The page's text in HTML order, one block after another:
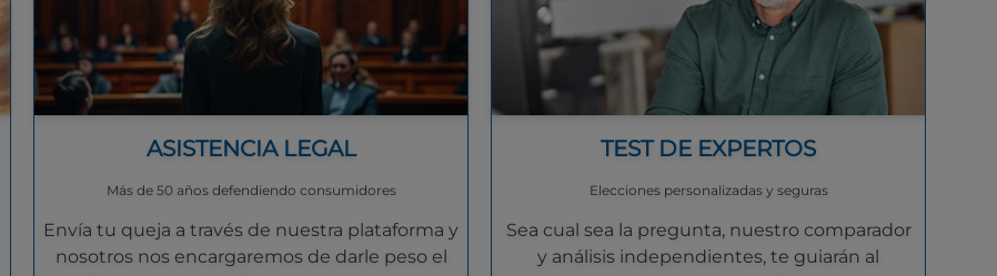
ASISTENCIA LEGAL
Más de 50 años defendiendo consumidores
Envía tu queja a través de nuestra plataforma y
nosotros nos encargaremos de darle peso el
TEST DE EXPERTOS
Elecciones personalizadas y seguras
Sea cual sea la pregunta, nuestro comparador
y análisis independientes, te guiarán al